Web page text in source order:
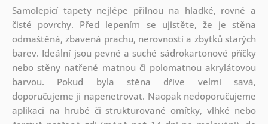
Samolepicí tapety nejlépe přilnou na hladké, rovné a
čisté povrchy. Před lepením se ujistěte, že je stěna
odmaštěná, zbavená prachu, nerovností a zbytků starých
barev. Ideální jsou pevné a suché sádrokartonové příčky
nebo stěny natřené matnou či polomatnou akrylátovou
barvou. Pokud byla stěna dříve velmi savá,
doporučujeme ji napenetrovat. Naopak nedoporučujeme
aplikaci na hrubé či strukturované omítky, vlhké nebo